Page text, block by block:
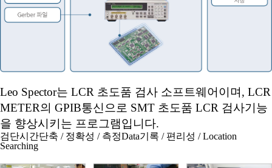
Leo Spector는 LCR 초도품 검사 소프트웨어이며, LCR
METER의 GPIB통신으로 SMT 초도품 LCR 검사기능
을 향상시키는 프로그램입니다.
검단시간단축 / 정확성 / 측정Data기록 / 편리성 / Location
Searching